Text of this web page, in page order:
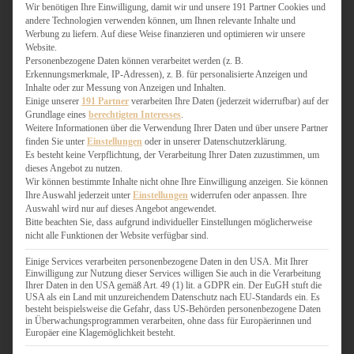
SCHOKOLADIGES
SÜSSES HAUPTGERICHT
TÖRTCHEN
VEGAN SÜSS
WEIHNACHTSBÄCKEREI
HERZHAFT
BURGER & SANDWICHES
FIX AUF DEM TISCH
FLEISCH & FISCH
GRILLEN / BARBECUE
HERZHAFTES BACKEN
ONE-POT-GERICHTE
PASTA & NUDELGERICHTE
PIZZA, TARTES & QUICHES
REIS & RISOTTO
SALATE & SNACKS
Wir benötigen Ihre Einwilligung, damit wir und unsere 191 Partner Cookies und
andere Technologien verwenden können, um Ihnen relevante Inhalte und
Werbung zu liefern. Auf diese Weise finanzieren und optimieren wir unsere
Website.
Personenbezogene Daten können verarbeitet werden (z. B.
Erkennungsmerkmale, IP-Adressen), z. B. für personalisierte Anzeigen und
Inhalte oder zur Messung von Anzeigen und Inhalten.
Einige unserer 191 Partner verarbeiten Ihre Daten (jederzeit widerrufbar) auf der
Grundlage eines berechtigten Interesses
Weitere Informationen über die Verwendung Ihrer Daten und über unsere Partner
finden Sie unter Einstellungen oder in unserer Datenschutzerklärung.
Es besteht keine Verpflichtung, der Verarbeitung Ihrer Daten zuzustimmen, um
dieses Angebot zu nutzen.
Wir können bestimmte Inhalte nicht ohne Ihre Einwilligung anzeigen. Sie können
Ihre Auswahl jederzeit unter Einstellungen widerrufen oder anpassen. Ihre
Auswahl wird nur auf dieses Angebot angewendet.
Bitte beachten Sie, dass aufgrund individueller Einstellungen möglicherweise
nicht alle Funktionen der Website verfügbar sind.
Einige Services verarbeiten personenbezogene Daten in den USA. Mit Ihrer
Einwilligung zur Nutzung dieser Services willigen Sie auch in die Verarbeitung
Ihrer Daten in den USA gemäß Art. 49 (1) lit. a GDPR ein. Der EuGH stuft die
USA als ein Land mit unzureichendem Datenschutz nach EU-Standards ein. Es
besteht beispielsweise die Gefahr, dass US-Behörden personenbezogene Daten
in Überwachungsprogrammen verarbeiten, ohne dass für Europäerinnen und
Europäer eine Klagemöglichkeit besteht.